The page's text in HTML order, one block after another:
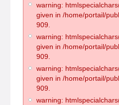
warning:
given in /home/portail/
909.
warning:
given in /home/portail/
909.
warning:
given in /home/portail/
909.
warning: